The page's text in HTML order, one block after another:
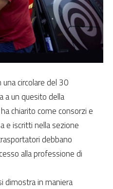
circolare del 30
a un quesito della
chiarito come consorzi e
e iscritti nella sezione
debbano
alla professione di
dimostra in maniera